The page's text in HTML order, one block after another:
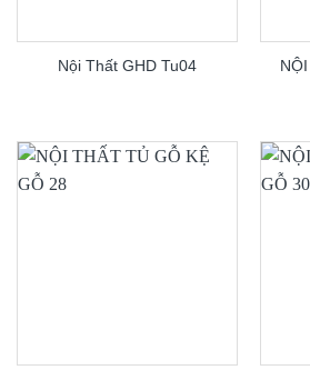
Nội Thất GHD Tu04